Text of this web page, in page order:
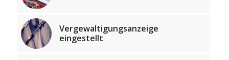
Vergewaltigungsanzeige
eingestellt